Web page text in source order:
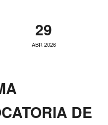
29
ABR 2026
DE